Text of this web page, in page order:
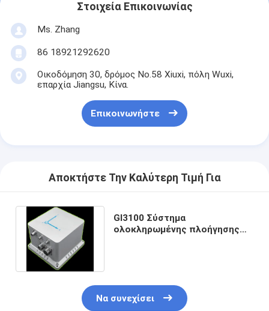
Στοιχεία Επικοινωνίας
Ms. Zhang
86 18921292620
Οικοδόμηση 30, δρόμος No.58 Xiuxi, πόλη Wuxi,
επαρχία Jiangsu, Κίνα.
Επικοινωνήστε
Αποκτήστε Την Καλύτερη Τιμή Για
GI3100 Σύστημα
ολοκληρωμένης πλοήγησης
Να συνεχίσει